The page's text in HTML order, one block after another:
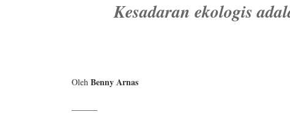
Kesadaran ekologis
Oleh Benny Arnas